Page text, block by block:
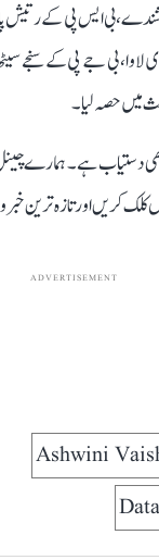
بی ایس پی کے رتیش
بی جے پی کے سنجے
میں حصہ لیا۔
بھی دستیاب ہے۔ ہمارے
کلک کریں اور تازہ
ADVERTISEMENT
Ashwini